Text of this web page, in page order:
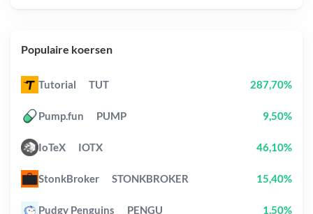
Populaire koersen
Tutorial TUT 287,70%
Pump.fun PUMP 9,50%
IoTeX IOTX 46,10%
StonkBroker STONKBROKER 15,40%
Pudgy Penguins PENGU 1,50%